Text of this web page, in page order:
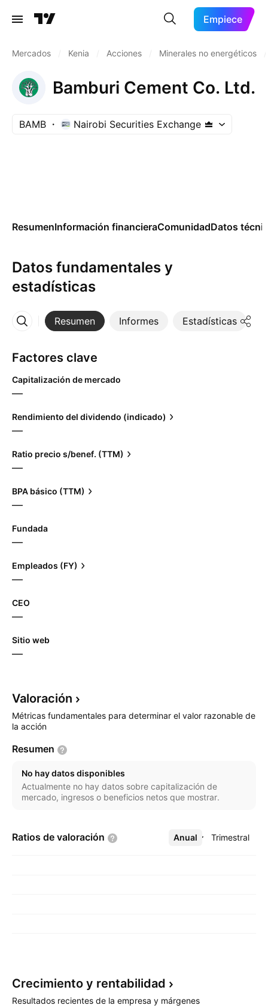
Empiece
Mercados Kenia Acciones Minerales no energéticos
Bamburi Cement Co. Ltd.
BAMB Nairobi Securities Exchange
ResumenInformación financieraComunidadDatos
Datos fundamentales y
estadísticas
Resumen Informes Estadísticas
Más
Factores clave
Capitalización de mercado
—
Rendimiento del dividendo (indicado)
—
Ratio precio s/benef. (TTM)
—
BPA básico (TTM)
—
Fundada
—
Empleados (FY)
—
CEO
—
Sitio web
—
Valoración
Métricas fundamentales para determinar el valor razonable de
la acción
Resumen
No hay datos disponibles
Actualmente no hay datos sobre capitalización de
mercado, ingresos o beneficios netos que mostrar.
Ratios de valoración Anual Trimestral
Más
Crecimiento y rentabilidad
Resultados recientes de la empresa y márgenes